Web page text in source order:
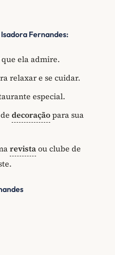
Fernandes:
ela admire.
relaxar e se cuidar.
especial.
decoraçãopara sua
revistaou clube de